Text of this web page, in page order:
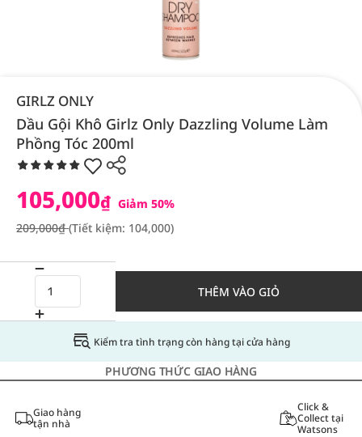
GIRLZ ONLY
Dầu Gội Khô Girlz Only Dazzling Volume Làm
Phồng Tóc 200ml
105,000₫ Giảm 50%
209,000₫(Tiết kiệm: 104,000)
THÊM VÀO GIỎ
Kiểm tra tình trạng còn hàng tại cửa hàng
PHƯƠNG THỨC GIAO HÀNG
Giao hàng
tận nhà
Click &
Collect tại
Watsons